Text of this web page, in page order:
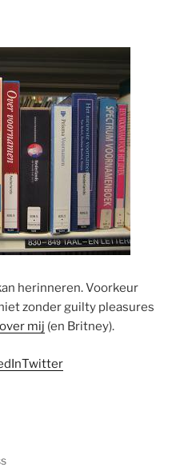
herinneren. Voorkeur
zonder guilty pleasures
mij (en Britney).
Twitter